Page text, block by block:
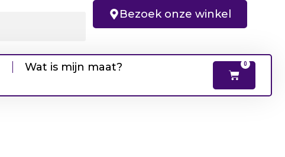
Bezoek onze winkel
Wat is mijn maat? 0